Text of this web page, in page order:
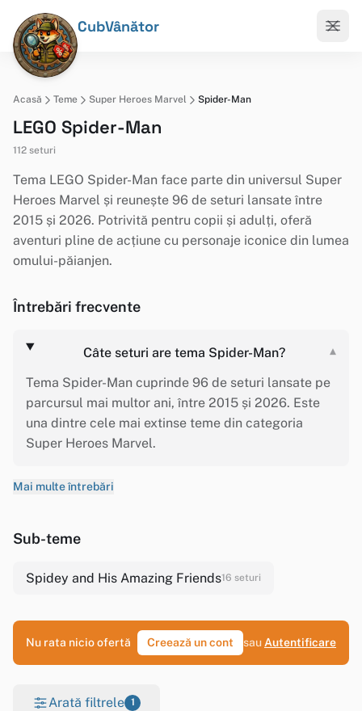
CubVânător
Acasă Teme Super Heroes Marvel Spider-Man
LEGO Spider-Man
112 seturi
Tema LEGO Spider-Man face parte din universul Super
Heroes Marvel și reunește 96 de seturi lansate între
2015 și 2026. Potrivită pentru copii și adulți, oferă
aventuri pline de acțiune cu personaje iconice din lumea
omului-păianjen.
Întrebări frecvente
Câte seturi are tema Spider-Man?
▾
Tema Spider-Man cuprinde 96 de seturi lansate pe
parcursul mai multor ani, între 2015 și 2026. Este
una dintre cele mai extinse teme din categoria
Super Heroes Marvel.
Mai multe întrebări
Sub-teme
Spidey and His Amazing Friends16 seturi
Nu rata nicio ofertă Creează un cont sau Autentificare
Arată filtrele 1